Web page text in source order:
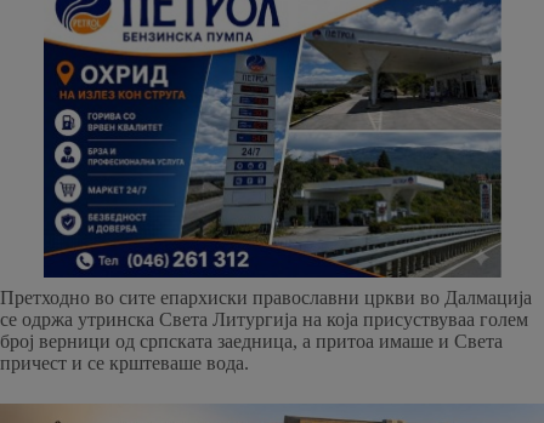
Претходно во сите епархиски православни цркви во Далмација
се одржа утринска Света Литургија на која присуствуваа голем
број верници од српската заедница, а притоа имаше и Света
причест и се крштеваше вода.